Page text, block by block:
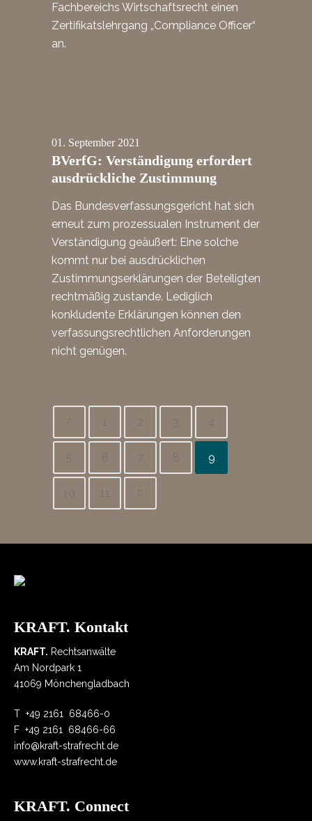
Fachbereichs Wirtschaftsrecht einen
Zertifikatslehrgang „Compliance Officer“
an.
01. September 2021
BVerfG: Verständigung erfordert
ausdrückliche Zustimmung
Das Bundesverfassungsgericht hat sich
erneut zum prozessualen Instrument der
Verständigung geäußert: Eine solche
kommt nur bei ausdrücklichen
Zustimmungserklärungen der Beteiligten
rechtmäßig zustande. Lediglich
konkludente Erklärungen können den
verfassungsrechtlichen Anforderungen
nicht genügen.
1 2 3 4
5 6 7 8 9
10 11
KRAFT. Kontakt
KRAFT. Rechtsanwälte
Am Nordpark 1
41069 Mönchengladbach
T +49 2161 68466-0
F +49 2161 68466-66
info@kraft-strafrecht.de
www.kraft-strafrecht.de
KRAFT. Connect